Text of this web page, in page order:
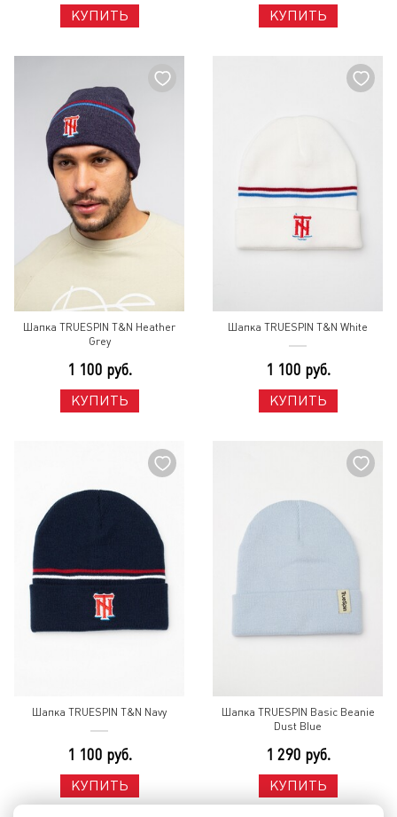
КУПИТЬ КУПИТЬ
Шапка TRUESPIN T&N Heather
Grey
1 100 руб.
КУПИТЬ
Шапка TRUESPIN T&N White
1 100 руб.
КУПИТЬ
Шапка TRUESPIN T&N Navy
1 100 руб.
КУПИТЬ
Шапка TRUESPIN Basic Beanie
Dust Blue
1 290 руб.
КУПИТЬ